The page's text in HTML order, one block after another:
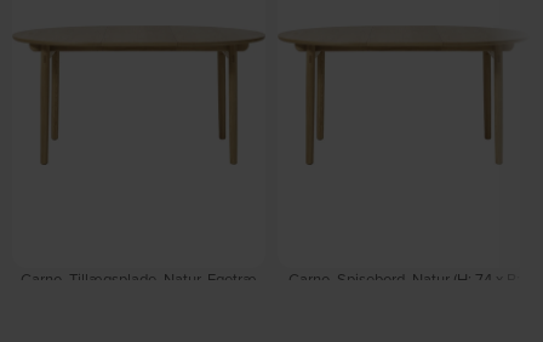
Carno, Tillægsplade, Natur, Egetræ
Carno, Spisebord, Natur (H: 74 x B: